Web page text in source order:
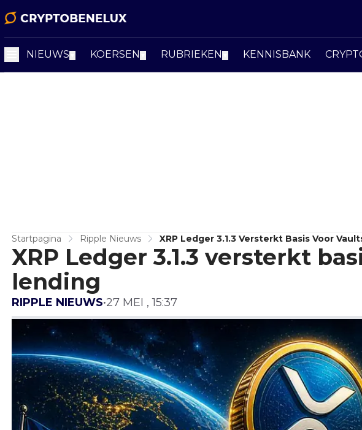
NIEUWS KOERSEN RUBRIEKEN KENNISBANK
Startpagina Ripple Nieuws XRP Ledger 3.1.3 Versterkt Basis Voor
XRP Ledger 3.1.3 versterkt
lending
RIPPLE NIEUWS•27 MEI , 15:37